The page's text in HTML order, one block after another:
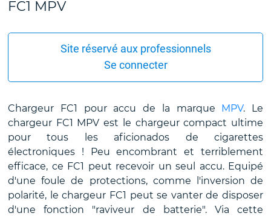
FC1 MPV
Site réservé aux professionnels
Se connecter
Chargeur FC1 pour accu de la marque MPV. Le
chargeur FC1 MPV est le chargeur compact ultime
pour tous les aficionados de cigarettes
électroniques ! Peu encombrant et terriblement
efficace, ce FC1 peut recevoir un seul accu. Equipé
d'une foule de protections, comme l'inversion de
polarité, le chargeur FC1 peut se vanter de disposer
d'une fonction "raviveur de batterie". Via cette